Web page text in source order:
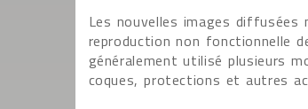
Les nouvelles images
reproduction non fonctionnelle
généralement utilisé plusieurs
coques, protections et autres